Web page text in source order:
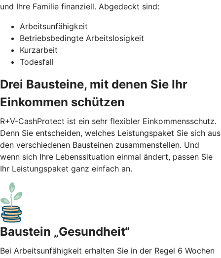
und Ihre Familie finanziell. Abgedeckt sind:
Arbeitsunfähigkeit
Betriebsbedingte Arbeitslosigkeit
Kurzarbeit
Todesfall
Drei Bausteine, mit denen Sie Ihr
Einkommen schützen
R+V-CashProtect ist ein sehr flexibler Einkommensschutz.
Denn Sie entscheiden, welches Leistungspaket Sie sich aus
den verschiedenen Bausteinen zusammenstellen. Und
wenn sich Ihre Lebenssituation einmal ändert, passen Sie
Ihr Leistungspaket ganz einfach an.
Baustein „Gesundheit“
Bei Arbeitsunfähigkeit erhalten Sie in der Regel 6 Wochen